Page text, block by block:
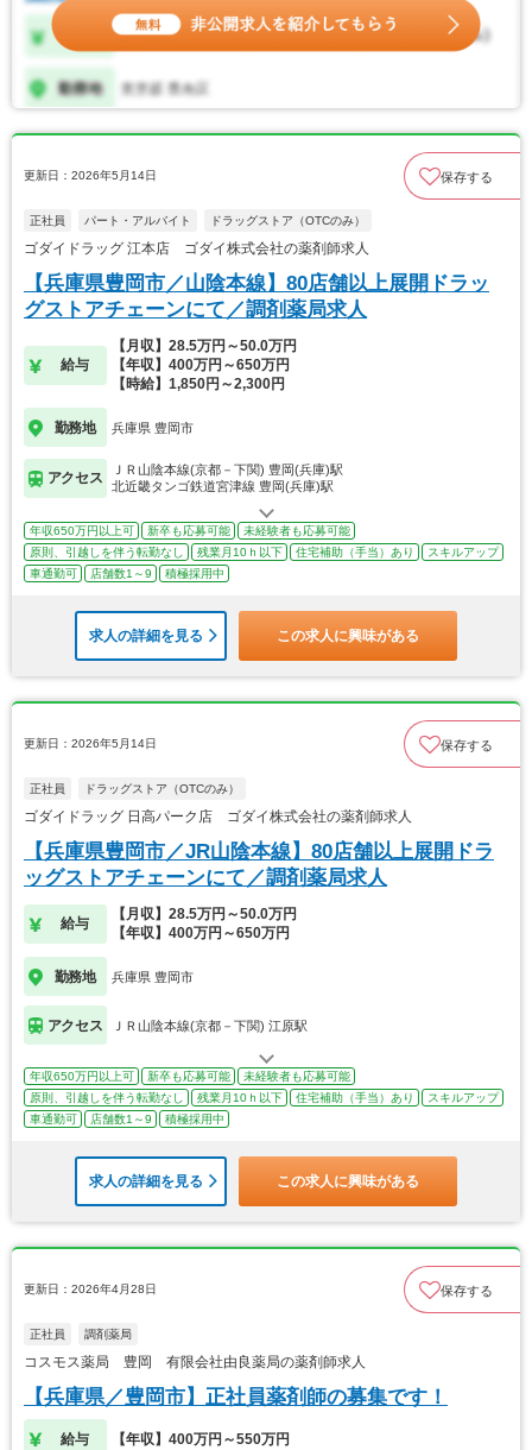
更新日：2026年5月14日 保存する
正社員 パート・アルバイト ドラッグストア（OTCのみ）
ゴダイドラッグ 江本店 ゴダイ株式会社の薬剤師求人
【兵庫県豊岡市／山陰本線】80店舗以上展開ドラッ
グストアチェーンにて／調剤薬局求人
給与
【月収】28.5万円～50.0万円
【年収】400万円～650万円
【時給】1,850円～2,300円
勤務地 兵庫県 豊岡市
アクセス
ＪＲ山陰本線(京都－下関) 豊岡(兵庫)駅
北近畿タンゴ鉄道宮津線 豊岡(兵庫)駅
年収650万円以上可 新卒も応募可能
未経験者も応募可能
原則、引越しを伴う転勤なし
残業月10ｈ以下 住宅補助（手当）あり
スキルアップ
車通勤可
店舗数1～9 積極採用中
求人の詳細を見る この求人に興味がある
更新日：2026年5月14日 保存する
正社員 ドラッグストア（OTCのみ）
ゴダイドラッグ 日高パーク店 ゴダイ株式会社の薬剤師求人
【兵庫県豊岡市／JR山陰本線】80店舗以上展開ドラ
ッグストアチェーンにて／調剤薬局求人
給与
【月収】28.5万円～50.0万円
【年収】400万円～650万円
勤務地 兵庫県 豊岡市
アクセス ＪＲ山陰本線(京都－下関) 江原駅
年収650万円以上可 新卒も応募可能
未経験者も応募可能
原則、引越しを伴う転勤なし
残業月10ｈ以下 住宅補助（手当）あり
スキルアップ
車通勤可
店舗数1～9 積極採用中
求人の詳細を見る この求人に興味がある
更新日：2026年4月28日 保存する
正社員 調剤薬局
コスモス薬局 豊岡 有限会社由良薬局の薬剤師求人
【兵庫県／豊岡市】正社員薬剤師の募集です！
給与 【年収】400万円～550万円